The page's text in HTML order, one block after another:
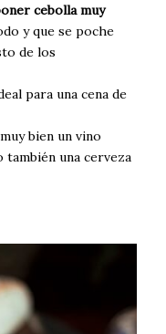
cebolla muy
y que se poche
de los
para una cena de
bien un vino
una cerveza